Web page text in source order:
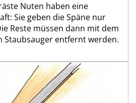
Nuten haben eine
Sie geben die Späne nur
Reste müssen dann mit dem
Staubsauger entfernt werden.